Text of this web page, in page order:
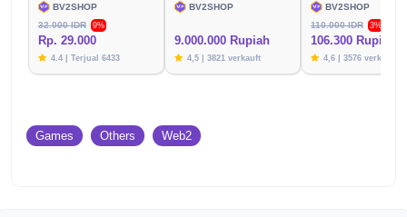
BV2SHOP
32.000 IDR
9%
Rp. 29.000
4.4 | Terjual 6433
BV2SHOP
9.000.000 Rupiah
4,5 | 3821 verkauft
BV2SHOP
110.000 IDR
3%
106.300 Rupien
4,6 | 3576 verkauft
Games Others Web2